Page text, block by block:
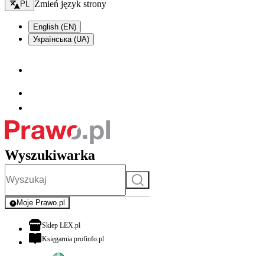
Zmień język - bieżący:
PL Zmień język strony
English (EN)
Українська (UA)
Wyszukiwarka
Szukaj
Moje Prawo.pl
- rejestracja i logowanie do serwisu
Sklep LEX.plotwiera się w nowej karcie
Księgarnia profinfo.plotwiera się w nowej karcie